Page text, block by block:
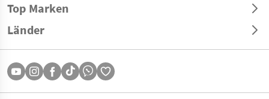
Top Marken
Länder